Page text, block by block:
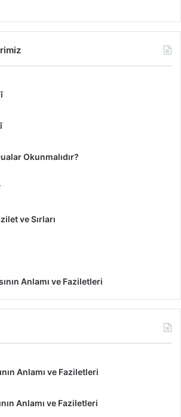
Okunmalıdır?
ve Sırları
Anlamı ve Faziletleri
Anlamı ve Faziletleri
Anlamı ve Faziletleri